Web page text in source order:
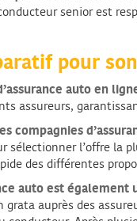
senior est
pour
auto en
assureurs,
compagnies
sélectionner l’offre
des différentes
auto est
auprès des